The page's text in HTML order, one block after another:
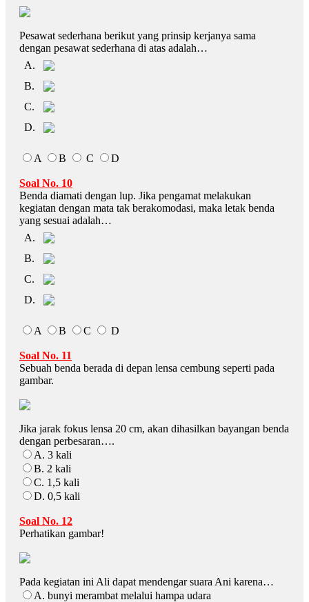
Pesawat sederhana berikut yang prinsip kerjanya sama
dengan pesawat sederhana di atas adalah…
A.
B.
C.
D.
A B C D
Soal No. 10
Benda diamati dengan lup. Jika pengamat melakukan
kegiatan dengan mata tak berakomodasi, maka letak benda
yang sesuai adalah…
A.
B.
C.
D.
A B C D
Soal No. 11
Sebuah benda berada di depan lensa cembung seperti pada
gambar.
Jika jarak fokus lensa 20 cm, akan dihasilkan bayangan benda
dengan perbesaran….
A. 3 kali
B. 2 kali
C. 1,5 kali
D. 0,5 kali
Soal No. 12
Perhatikan gambar!
Pada kegiatan ini Ali dapat mendengar suara Ani karena…
A. bunyi merambat melalui hampa udara